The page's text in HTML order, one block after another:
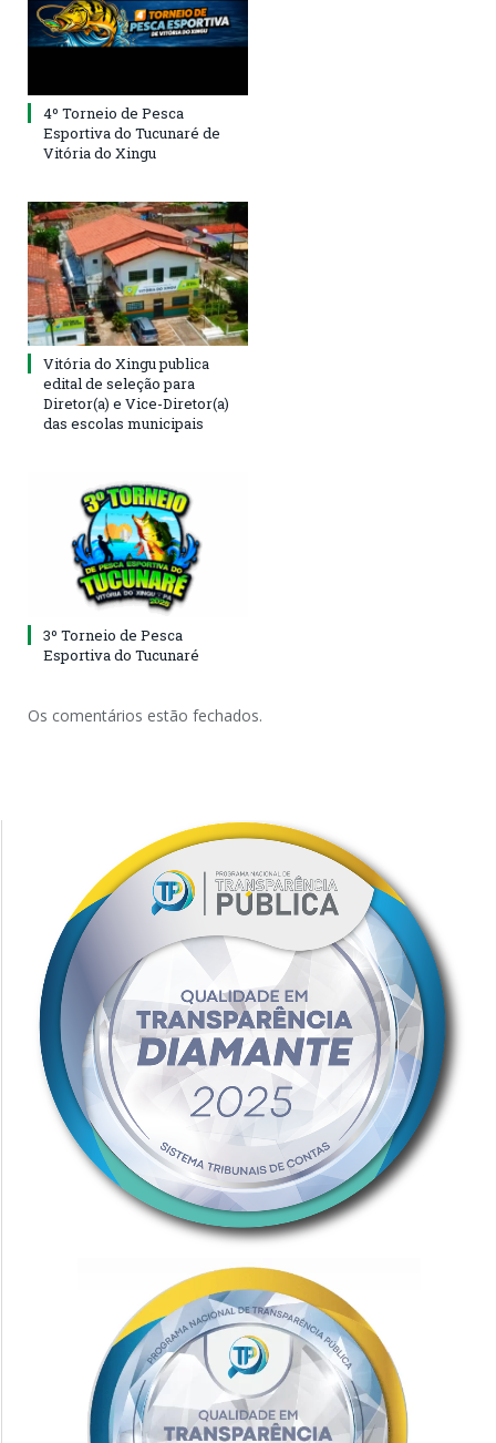
4º Torneio de Pesca
Esportiva do Tucunaré de
Vitória do Xingu
Vitória do Xingu publica
edital de seleção para
Diretor(a) e Vice-Diretor(a)
das escolas municipais
3º Torneio de Pesca
Esportiva do Tucunaré
Os comentários estão fechados.